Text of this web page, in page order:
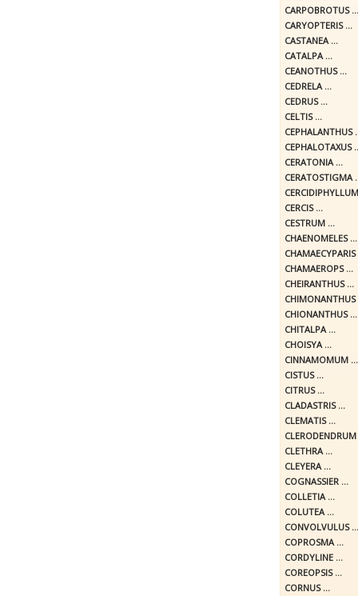
CARPOBROTUS ...
CARYOPTERIS ...
CASTANEA ...
CATALPA ...
CEANOTHUS ...
CEDRELA ...
CEDRUS ...
CELTIS ...
CEPHALANTHUS
CEPHALOTAXUS
CERATONIA ...
CERATOSTIGMA
CERCIS ...
CESTRUM ...
CHAENOMELES ...
CHAMAECYPARIS
CHAMAEROPS ...
CHEIRANTHUS ...
CHIMONANTHUS
CHIONANTHUS ...
CHITALPA ...
CHOISYA ...
CINNAMOMUM ...
CISTUS ...
CITRUS ...
CLADASTRIS ...
CLEMATIS ...
CLETHRA ...
CLEYERA ...
COGNASSIER ...
COLLETIA ...
COLUTEA ...
CONVOLVULUS ...
COPROSMA ...
CORDYLINE ...
COREOPSIS ...
CORNUS ...